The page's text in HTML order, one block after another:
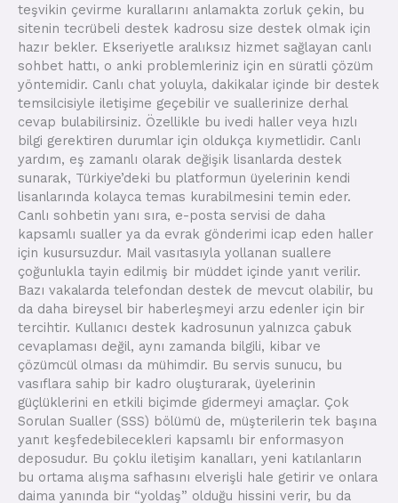
teşvikin çevirme kurallarını anlamakta zorluk çekin, bu
sitenin tecrübeli destek kadrosu size destek olmak için
hazır bekler. Ekseriyetle aralıksız hizmet sağlayan canlı
sohbet hattı, o anki problemleriniz için en süratli çözüm
yöntemidir. Canlı chat yoluyla, dakikalar içinde bir destek
temsilcisiyle iletişime geçebilir ve suallerinize derhal
cevap bulabilirsiniz. Özellikle bu ivedi haller veya hızlı
bilgi gerektiren durumlar için oldukça kıymetlidir. Canlı
yardım, eş zamanlı olarak değişik lisanlarda destek
sunarak, Türkiye’deki bu platformun üyelerinin kendi
lisanlarında kolayca temas kurabilmesini temin eder.
Canlı sohbetin yanı sıra, e-posta servisi de daha
kapsamlı sualler ya da evrak gönderimi icap eden haller
için kusursuzdur. Mail vasıtasıyla yollanan suallere
çoğunlukla tayin edilmiş bir müddet içinde yanıt verilir.
Bazı vakalarda telefondan destek de mevcut olabilir, bu
da daha bireysel bir haberleşmeyi arzu edenler için bir
tercihtir. Kullanıcı destek kadrosunun yalnızca çabuk
cevaplaması değil, aynı zamanda bilgili, kibar ve
çözümcül olması da mühimdir. Bu servis sunucu, bu
vasıflara sahip bir kadro oluşturarak, üyelerinin
güçlüklerini en etkili biçimde gidermeyi amaçlar. Çok
Sorulan Sualler (SSS) bölümü de, müşterilerin tek başına
yanıt keşfedebilecekleri kapsamlı bir enformasyon
deposudur. Bu çoklu iletişim kanalları, yeni katılanların
bu ortama alışma safhasını elverişli hale getirir ve onlara
daima yanında bir “yoldaş” olduğu hissini verir, bu da